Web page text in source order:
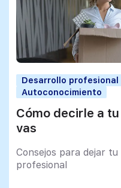
Desarrollo profesional
Autoconocimiento
Cómo decirle a
vas
Consejos para dejar
profesional